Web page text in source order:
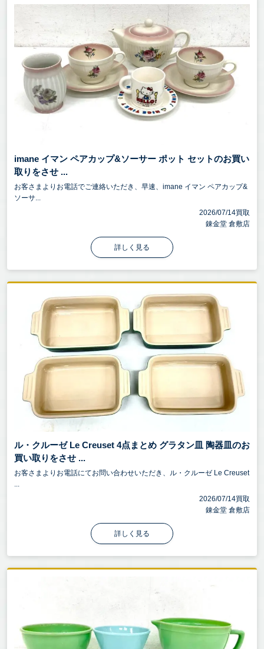
imane イマン ペアカップ&ソーサー ポット セットのお買い
取りをさせ ...
お客さまよりお電話でご連絡いただき、早速、imane イマン ペアカップ&
ソーサ...
2026/07/14買取
錬金堂 倉敷店
詳しく見る
ル・クルーゼ Le Creuset 4点まとめ グラタン皿 陶器皿のお
買い取りをさせ ...
お客さまよりお電話にてお問い合わせいただき、ル・クルーゼ Le Creuset
...
2026/07/14買取
錬金堂 倉敷店
詳しく見る